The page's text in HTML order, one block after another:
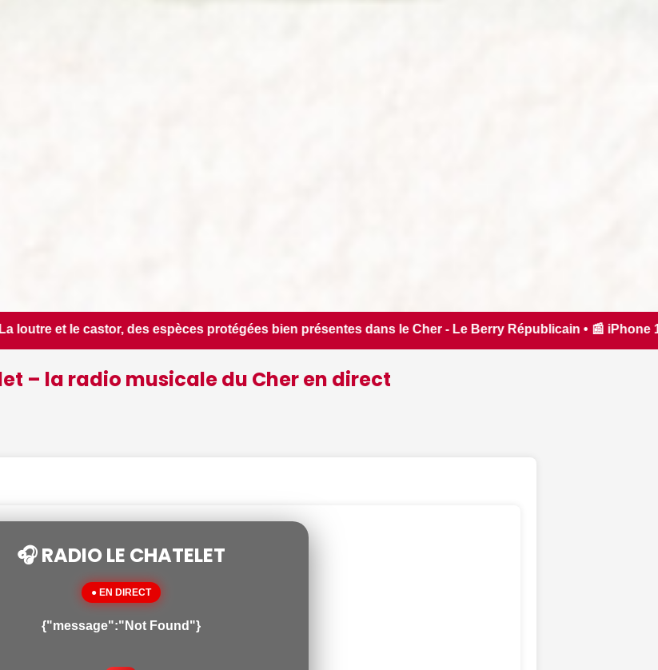
dans le Cher - Le Berry Républicain • 📰 iPhone 18 Pro : il sera bien plus cher que prévu -
– la radio musicale du Cher en direct
🎧 RADIO LE CHATELET
● EN DIRECT
{"message":"Not Found"}